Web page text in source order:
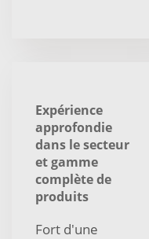
Expérience
approfondie
dans le secteur
et gamme
complète de
produits
Fort d'une